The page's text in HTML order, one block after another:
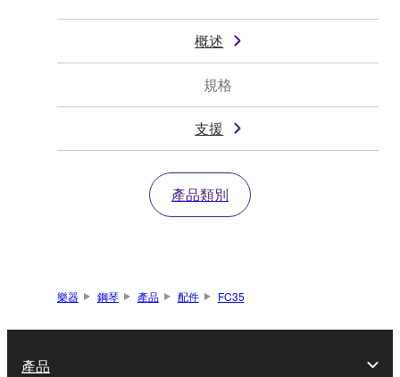
概述
規格
支援
產品類別
樂器 鋼琴 產品 配件 FC35
產品